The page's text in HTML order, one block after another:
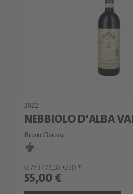
2022
NEBBIOLO D'ALBA
Bruno Giacosa
0.75 l (73,33 €/1l) *
55,00 €